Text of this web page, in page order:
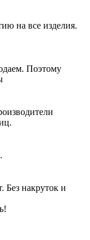
на все изделия.
Поэтому
Без накруток и